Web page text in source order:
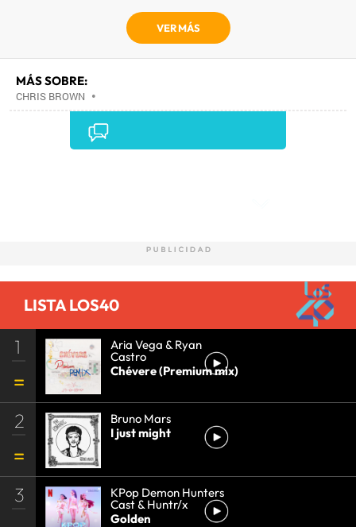
VER MÁS
MÁS SOBRE:
CHRIS BROWN •
LISTA LOS40
1 Aria Vega & Ryan
Castro
Chévere (Premium mix)
2
Bruno Mars
I just might
3 KPop Demon Hunters
Cast & Huntr/x
Golden